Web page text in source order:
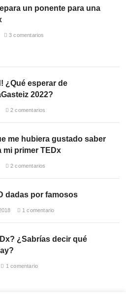
un ponente para una
3 comentarios
¿Qué esperar de
2022?
2 comentarios
me hubiera gustado saber
mi primer TEDx
2 comentarios
dadas por famosos
1 comentario
¿Sabrías decir qué
1 comentario